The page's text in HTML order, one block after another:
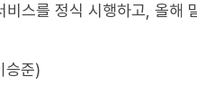
스를 정식 시행하고, 올해
승준)